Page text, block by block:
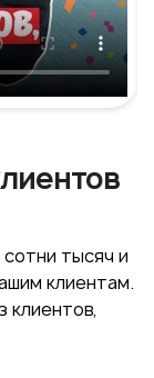
тысяч и
клиентам.
клиентов,